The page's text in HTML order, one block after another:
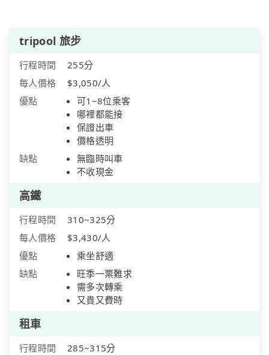
tripool 旅步
行程時間
255分
每人價格
$3,050/人
優點
可1~8位乘客
哪裡都能接
保證出車
價格透明
缺點
無臨時叫車
不收現金
高鐵
行程時間
310~325分
每人價格
$3,430/人
優點
乘坐舒適
缺點
旺季一票難求
需多次轉乘
又貴又費時
租車
行程時間
285~315分